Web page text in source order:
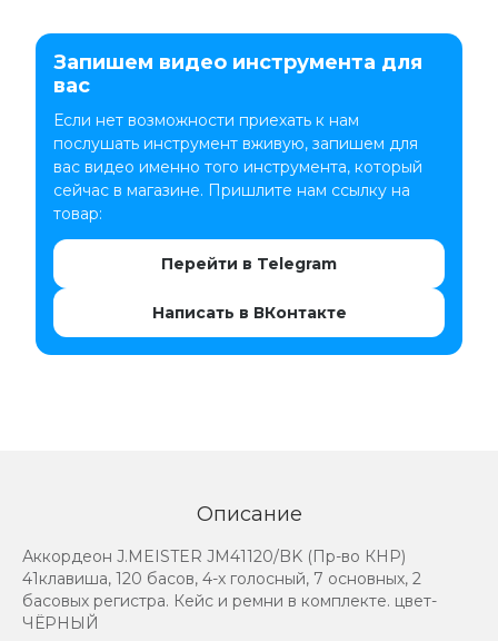
Запишем видео инструмента для
вас
Если нет возможности приехать к нам
послушать инструмент вживую, запишем для
вас видео именно того инструмента, который
сейчас в магазине. Пришлите нам ссылку на
товар:
Перейти в Telegram
Написать в ВКонтакте
Описание
Аккордеон J.MEISTER JM41120/BK (Пр-во КНР)
41клавиша, 120 басов, 4-х голосный, 7 основных, 2
басовых регистра. Кейс и ремни в комплекте. цвет-
ЧЁРНЫЙ